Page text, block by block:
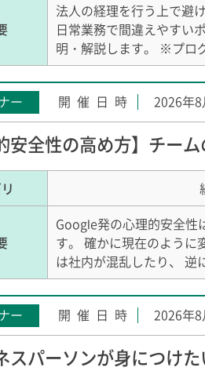
法人の経理を行う上で避
日常業務で間違えやすい
明・解説します。 ※プロ
ー 2026年8
安全性の高め方】チー
Google発の心理的安全性
す。 確かに現在のように
は社内が混乱したり、
ー 2026年8
スパーソンが身につけ